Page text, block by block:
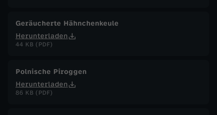
Geräucherte Hähnchenkeule
Herunterladen
44 KB (PDF)
Polnische Piroggen
Herunterladen
86 KB (PDF)